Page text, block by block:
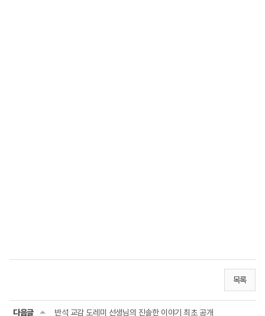
목록
다음글 반석 교감 도레미 선생님의 진솔한 이야기 최초 공개